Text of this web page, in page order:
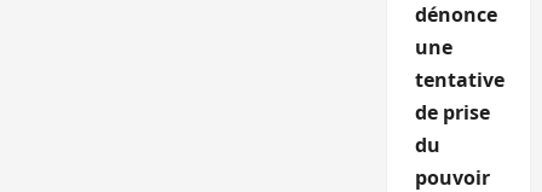
dénonce
une
tentative
de prise
du
pouvoir